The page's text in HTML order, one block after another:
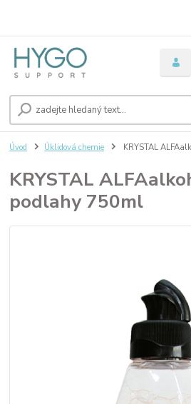
Úvod Úklidová chemie KRYSTAL
KRYSTAL
podlahy 750ml